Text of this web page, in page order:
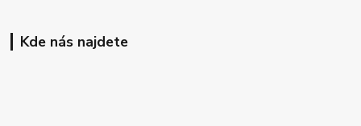
Kde nás najdete